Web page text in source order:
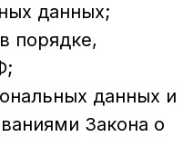
данных;
порядке,
данных и
Закона о